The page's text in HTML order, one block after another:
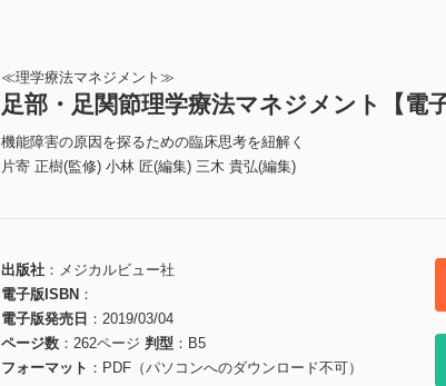
≪理学療法マネジメント≫
足部・足関節理学療法マネジメント【電子
機能障害の原因を探るための臨床思考を紐解く
片寄 正樹(監修) 小林 匠(編集) 三木 貴弘(編集)
出版社
メジカルビュー社
電子版ISBN
電子版発売日
2019/03/04
ページ数
262ページ 判型
B5
フォーマット
PDF（パソコンへのダウンロード不可）